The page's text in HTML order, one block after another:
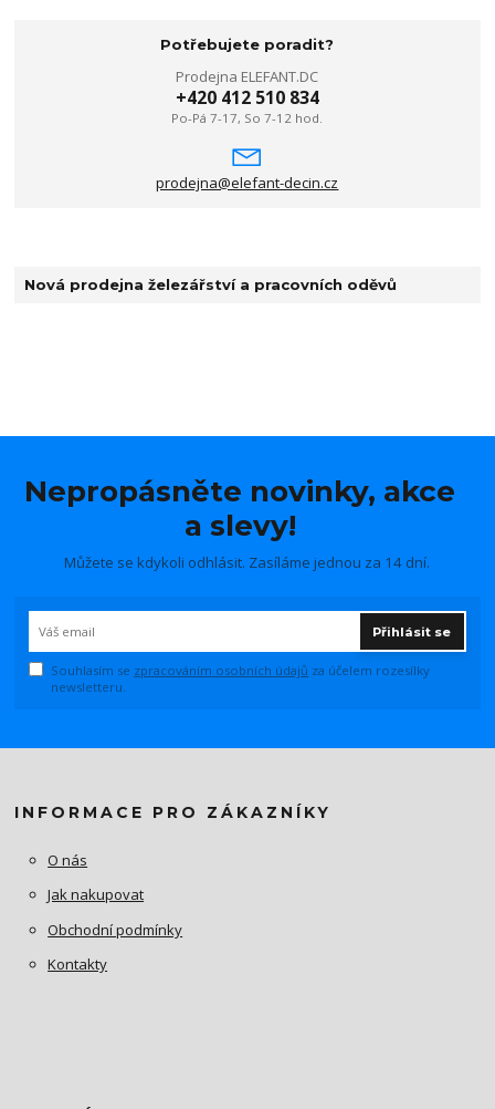
Potřebujete poradit?
Prodejna ELEFANT.DC
+420 412 510 834
Po-Pá 7-17, So 7-12 hod.
prodejna@elefant-decin.cz
Nová prodejna železářství a pracovních oděvů
Nepropásněte novinky, akce
a slevy!
Můžete se kdykoli odhlásit. Zasíláme jednou za 14 dní.
Přihlásit se
Souhlasím se zpracováním osobních údajů za účelem rozesílky
newsletteru.
INFORMACE PRO ZÁKAZNÍKY
O nás
Jak nakupovat
Obchodní podmínky
Kontakty